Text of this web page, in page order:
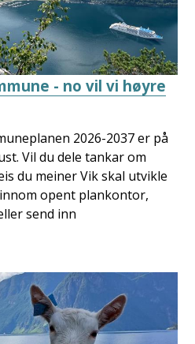
- no vil vi høyre
2026-2037 er på
Vil du dele tankar om
du meiner Vik skal utvikle
opent plankontor,
send inn